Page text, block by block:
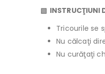
▧ INSTRUCŢIUNI
Tricourile se
Nu călcaţi
Nu curăţaţi